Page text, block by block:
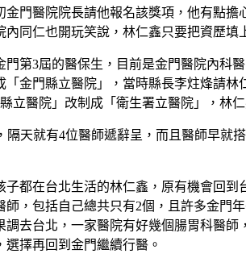
醫院院長請他報名該獎項，他有點擔
同仁也開玩笑說，林仁鑫只要把資歷填
第3屆的醫保生，目前是金門醫院內科
金門縣立醫院」，當時縣長李炷烽請
立醫院」改制成「衛生署立醫院」，林
就有4位醫師遞辭呈，而且醫師早就
都在台北生活的林仁鑫，原有機會回
，包括自己總共只有2個，且許多金
去台北，一家醫院有好幾個腸胃科醫
擇再回到金門繼續行醫。